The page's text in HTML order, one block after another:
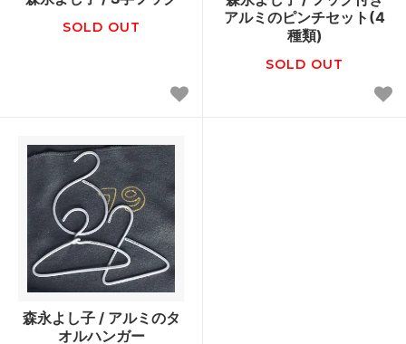
SOLD OUT
アルミのピンチセット(4
種類)
SOLD OUT
森永よし子 / アルミのタ
オルハンガー